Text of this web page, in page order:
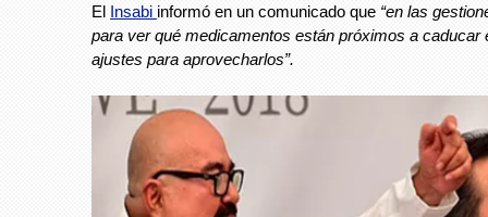
El Insabi informó en un comunicado que “en las
para ver qué medicamentos están próximos a caducar
ajustes para aprovecharlos”.